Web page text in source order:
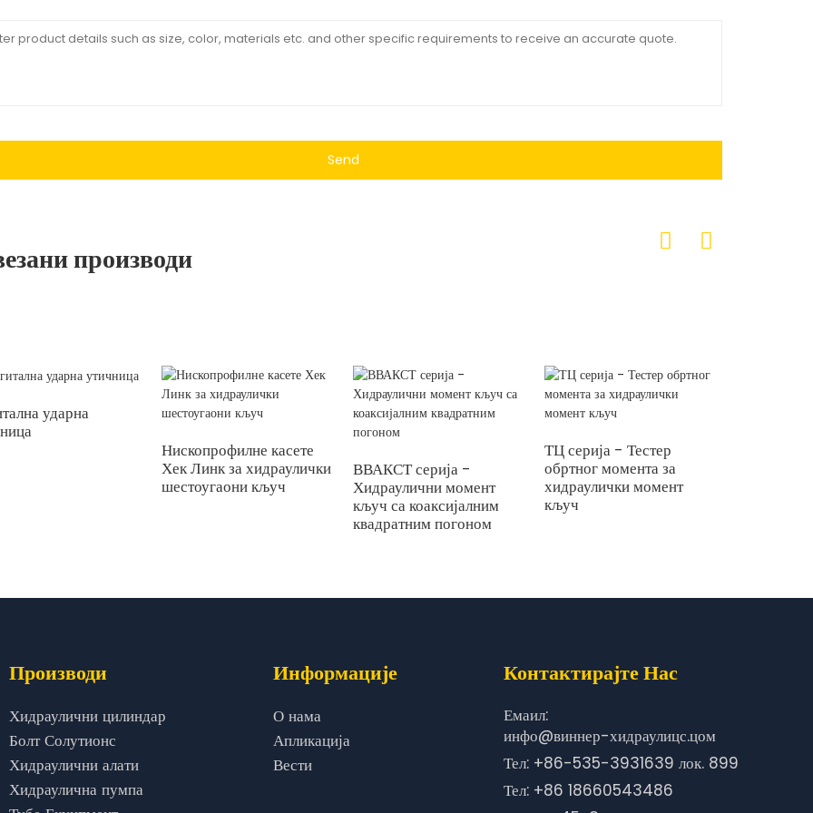
Send
производи
ударна
Нископрофилне касете
Хек Линк за хидраулички
шестоугаони кључ
ВВАКСТ серија -
Хидраулични момент
кључ са коаксијалним
квадратним погоном
ТЦ серија - Тестер
обртног момента за
хидраулички момент
кључ
Производи
Хидраулични цилиндар
Болт Солутионс
Хидраулични алати
Хидраулична пумпа
Информације
О нама
Апликација
Вести
Контактирајте Нас
Емаил:
инфо@виннер-хидраулицс.цом
Тел: +86-535-3931639 лок. 899
Тел: +86 18660543486